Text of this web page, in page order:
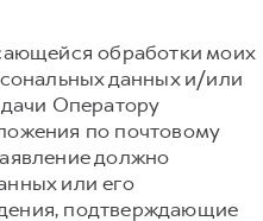
обработки моих
данных и/или
Оператору
по почтовому
должно
или его
подтверждающие